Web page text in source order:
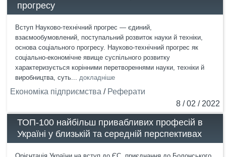
прогресу
Вступ Науково-технічний прогрес — єдиний,
взаємообумовлений, поступальний розвиток науки й техніки,
основа соціального прогресу. Науково-технічний прогрес як
соціально-економічне явище суспільного розвитку
характеризується корінними перетвореннями науки, техніки й
виробництва, суть... докладніше
Економіка підприємства / Реферати
8 / 02 / 2022
ТОП-100 найбільш привабливих професій в
Україні у близькій та середній перспективах